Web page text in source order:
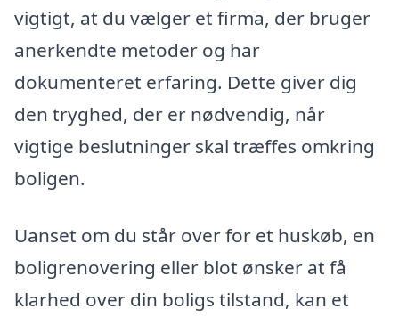
vigtigt, at du vælger et firma, der bruger
anerkendte metoder og har
dokumenteret erfaring. Dette giver dig
den tryghed, der er nødvendig, når
vigtige beslutninger skal træffes omkring
boligen.
Uanset om du står over for et huskøb, en
boligrenovering eller blot ønsker at få
klarhed over din boligs tilstand, kan et